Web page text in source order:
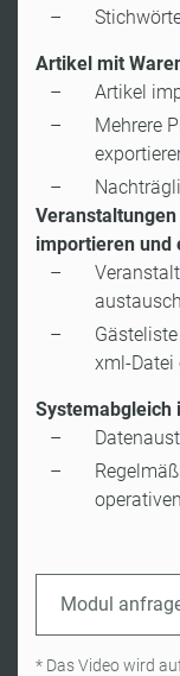
Artikel mit
Artikel
Mehrere
importieren und
xml-Datei
Systemabgleich
Modul
* Das Video wird